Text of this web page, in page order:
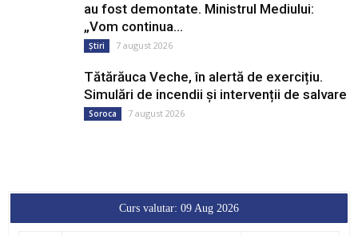
au fost demontate. Ministrul Mediului:
„Vom continua...
Știri 7 august 2026
Tătărăuca Veche, în alertă de exercițiu.
Simulări de incendii și intervenții de salvare
Soroca 7 august 2026
Curs valutar: 09 Aug 2026